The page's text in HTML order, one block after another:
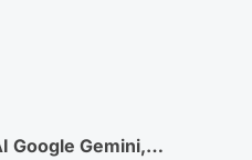
Google Gemini,…